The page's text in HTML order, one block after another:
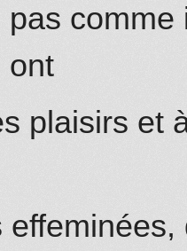
ont
plaisirs et